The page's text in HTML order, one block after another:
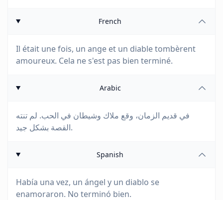
French
Il était une fois, un ange et un diable tombèrent
amoureux. Cela ne s'est pas bien terminé.
Arabic
في قديم الزمان، وقع ملاك وشيطان في الحب. لم تنته
القصة بشكل جيد.
Spanish
Había una vez, un ángel y un diablo se
enamoraron. No terminó bien.